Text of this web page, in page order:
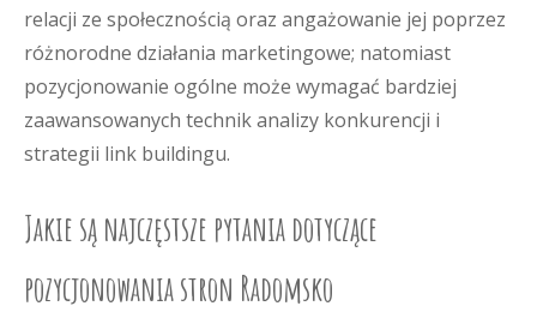
relacji ze społecznością oraz angażowanie jej poprzez
różnorodne działania marketingowe; natomiast
pozycjonowanie ogólne może wymagać bardziej
zaawansowanych technik analizy konkurencji i
strategii link buildingu.
Jakie są najczęstsze pytania dotyczące
pozycjonowania stron Radomsko